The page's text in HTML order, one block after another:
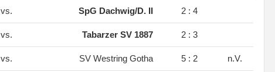
vs. SpG Dachwig/D. II 2 : 4
vs. Tabarzer SV 1887 2 : 3
vs. SV Westring Gotha 5 : 2 n.V.